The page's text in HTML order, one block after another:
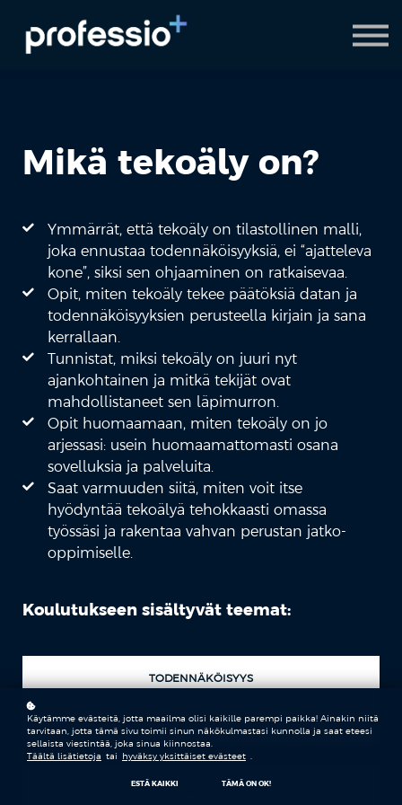
AI Coach
Pyydä demo
Mikä tekoäly on?
Ymmärrät, että tekoäly on tilastollinen malli,
joka ennustaa todennäköisyyksiä, ei “ajatteleva
kone”, siksi sen ohjaaminen on ratkaisevaa.
Opit, miten tekoäly tekee päätöksiä datan ja
todennäköisyyksien perusteella kirjain ja sana
kerrallaan.
Tunnistat, miksi tekoäly on juuri nyt
ajankohtainen ja mitkä tekijät ovat
mahdollistaneet sen läpimurron.
Opit huomaamaan, miten tekoäly on jo
arjessasi: usein huomaamattomasti osana
sovelluksia ja palveluita.
Saat varmuuden siitä, miten voit itse
hyödyntää tekoälyä tehokkaasti omassa
työssäsi ja rakentaa vahvan perustan jatko-
oppimiselle.
Koulutukseen sisältyvät teemat:
TODENNÄKÖISYYS
TEKOÄLY
Käytämme evästeitä, jotta maailma olisi kaikille parempi paikka! Ainakin niitä
tarvitaan, jotta tämä sivu toimii sinun näkökulmastasi kunnolla ja saat eteesi
sellaista viestintää, joka sinua kiinnostaa.
Täältä lisätietoja tai hyväksy yksittäiset evästeet
ESTÄ KAIKKI TÄMÄ ON OK!